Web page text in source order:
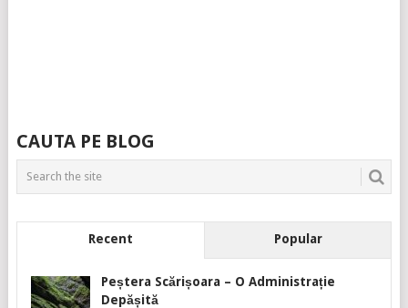
CAUTA PE BLOG
Recent Popular
Peștera Scărișoara – O Administrație
Depășită